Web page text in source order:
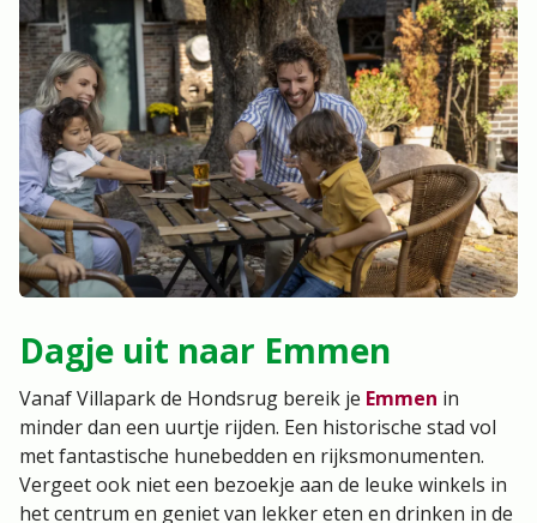
Dagje uit naar Emmen
Vanaf Villapark de Hondsrug bereik je Emmen in
minder dan een uurtje rijden. Een historische stad vol
met fantastische hunebedden en rijksmonumenten.
Vergeet ook niet een bezoekje aan de leuke winkels in
het centrum en geniet van lekker eten en drinken in de